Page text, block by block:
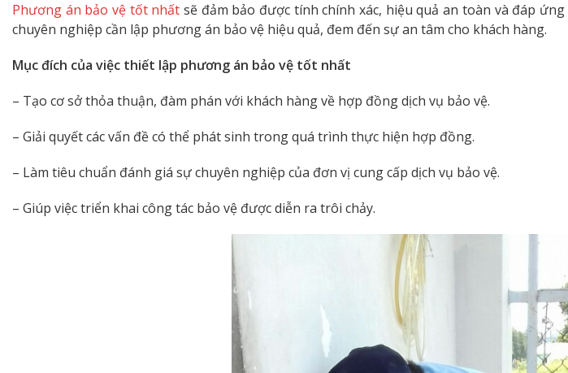
Phương án bảo vệ tốt nhất sẽ đảm bảo được tính chính xác, hiệu quả an toàn và đáp
chuyên nghiệp cần lập phương án bảo vệ hiệu quả, đem đến sự an tâm cho khách hàng.
Mục đích của việc thiết lập phương án bảo vệ tốt nhất
– Tạo cơ sở thỏa thuận, đàm phán với khách hàng về hợp đồng dịch vụ bảo vệ.
– Giải quyết các vấn đề có thể phát sinh trong quá trình thực hiện hợp đồng.
– Làm tiêu chuẩn đánh giá sự chuyên nghiệp của đơn vị cung cấp dịch vụ bảo vệ.
– Giúp việc triển khai công tác bảo vệ được diễn ra trôi chảy.